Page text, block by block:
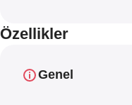
Özellikler
Genel